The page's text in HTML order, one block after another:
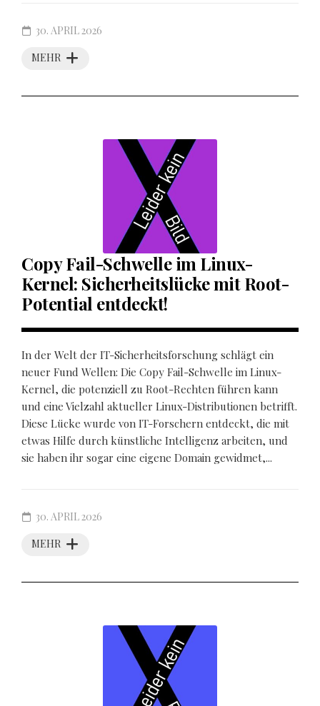
MEHR
30. APRIL 2026
Copy Fail-Schwelle im Linux-
Kernel: Sicherheitslücke mit Root-
Potential entdeckt!
In der Welt der IT-Sicherheitsforschung schlägt ein
neuer Fund Wellen: Die Copy Fail-Schwelle im Linux-
Kernel, die potenziell zu Root-Rechten führen kann
und eine Vielzahl aktueller Linux-Distributionen betrifft.
Diese Lücke wurde von IT-Forschern entdeckt, die mit
etwas Hilfe durch künstliche Intelligenz arbeiten, und
sie haben ihr sogar eine eigene Domain gewidmet,...
MEHR
30. APRIL 2026